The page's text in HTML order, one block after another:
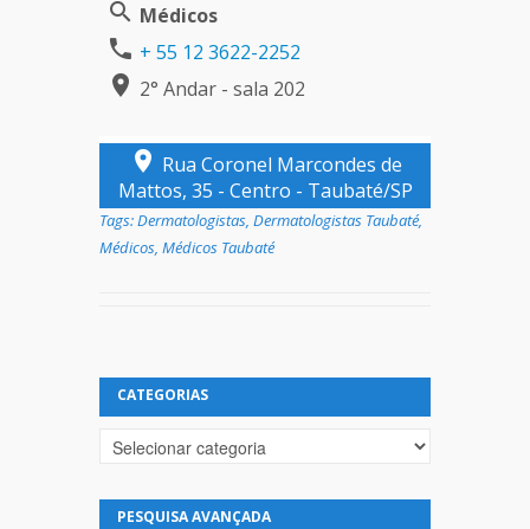
Médicos
+ 55 12 3622-2252
2° Andar - sala 202
Rua Coronel Marcondes de
Mattos, 35 - Centro - Taubaté/SP
Tags:Dermatologistas, Dermatologistas Taubaté,
Médicos, Médicos Taubaté
CATEGORIAS
Categorias
PESQUISA AVANÇADA